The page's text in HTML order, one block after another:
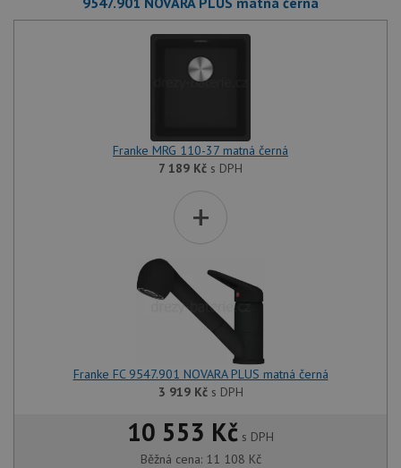
Franke MRG 110-37 matná černá
7 189 Kč s DPH
+
Franke FC 9547.901 NOVARA PLUS matná černá
3 919 Kčs DPH
10 553 Kč s DPH
Běžná cena: 11 108 Kč